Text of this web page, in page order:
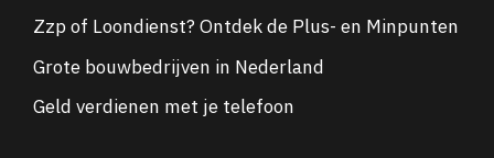
Zzp of Loondienst? Ontdek de Plus- en Minpunten
Grote bouwbedrijven in Nederland
Geld verdienen met je telefoon